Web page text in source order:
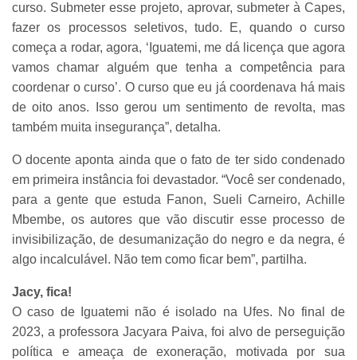
curso. Submeter esse projeto, aprovar, submeter à Capes,
fazer os processos seletivos, tudo. E, quando o curso
começa a rodar, agora, ‘Iguatemi, me dá licença que agora
vamos chamar alguém que tenha a competência para
coordenar o curso’. O curso que eu já coordenava há mais
de oito anos. Isso gerou um sentimento de revolta, mas
também muita insegurança”, detalha.
O docente aponta ainda que o fato de ter sido condenado
em primeira instância foi devastador. “Você ser condenado,
para a gente que estuda Fanon, Sueli Carneiro, Achille
Mbembe, os autores que vão discutir esse processo de
invisibilização, de desumanização do negro e da negra, é
algo incalculável. Não tem como ficar bem”, partilha.
Jacy, fica!
O caso de Iguatemi não é isolado na Ufes. No final de
2023, a professora Jacyara Paiva, foi alvo de perseguição
política e ameaça de exoneração, motivada por sua